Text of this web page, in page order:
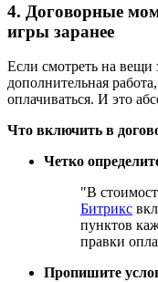
4. Договорные
игры заранее
Если смотреть на вещи
дополнительная
оплачиваться. И это
Что включить в
Четко
"В
Битрикс
пунктов
правки
Пропишите